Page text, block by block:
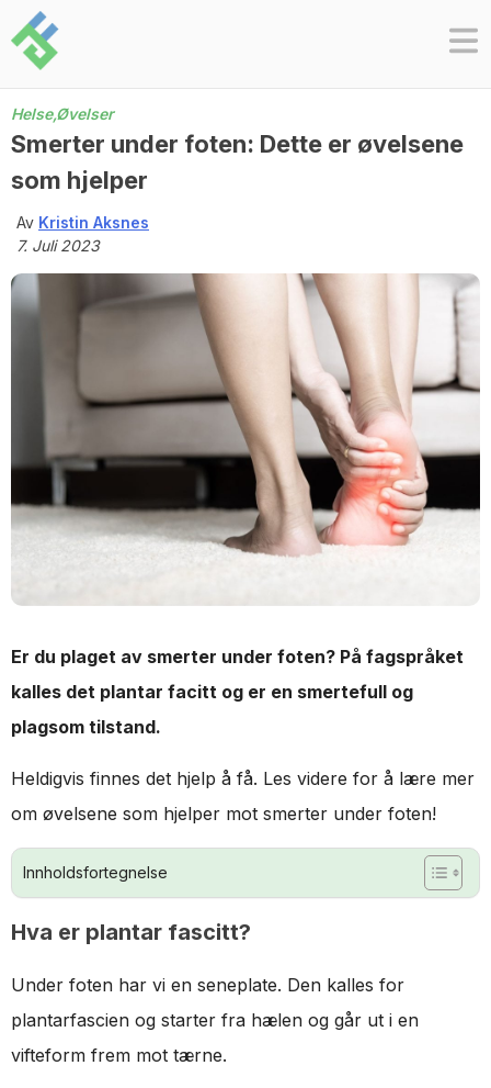
Skip
to
content
Helse,Øvelser
Smerter under foten: Dette er øvelsene
som hjelper
Av Kristin Aksnes
7. Juli 2023
Er du plaget av smerter under foten? På fagspråket
kalles det plantar facitt og er en smertefull og
plagsom tilstand.
Heldigvis finnes det hjelp å få. Les videre for å lære mer
om øvelsene som hjelper mot smerter under foten!
Innholdsfortegnelse
Hva er plantar fascitt?
Under foten har vi en seneplate. Den kalles for
plantarfascien og starter fra hælen og går ut i en
vifteform frem mot tærne.